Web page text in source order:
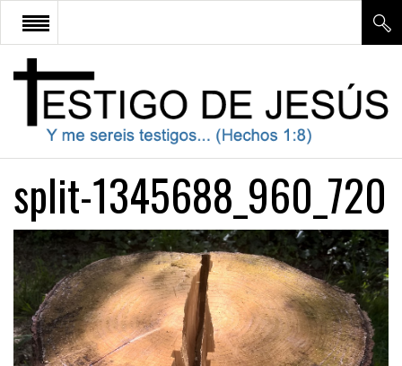
¿QUE SIGNIFICA SER TESTIGO
DE JESÚS?
APOLOGÉTICA
ESTUDIO BÍBLICO
DOCTRINA
CONTÁCTENOS
split-1345688_960_720